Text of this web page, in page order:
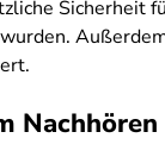
Sicherheit
Nachhören